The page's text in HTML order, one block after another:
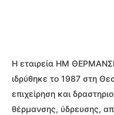
Η εταιρεία ΗΜ
ιδρύθηκε το 1987 στη
επιχείρηση και
θέρμανσης, ύδρευσης,